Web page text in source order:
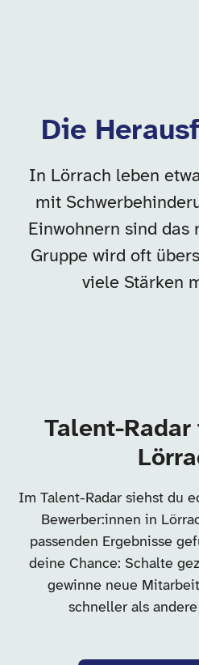
Die
In Lörrach leben
mit
Einwohnern sind das
Gruppe wird oft
viele Stärken
Talent-
Im Talent-Radar siehst du
Bewerber:innen in
passenden Ergebnisse
deine Chance: Schalte
gewinne neue
schneller als